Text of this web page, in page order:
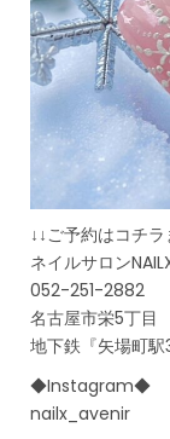
↓↓ご予約はコチラ
ネイルサロン
052-251-2882
名古屋市栄5丁目
地下鉄『矢場町駅
◆Instagram◆
nailx_avenir